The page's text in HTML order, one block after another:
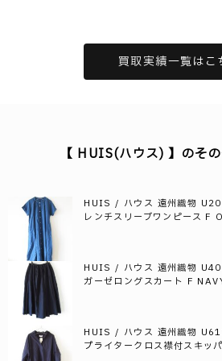
買取実績一覧はこ
【 HUIS(ハウス) 】のそ
HUIS / ハウス 遠州織物
レンチスリーブワンピース F
HUIS / ハウス 遠州織物
ガーゼロングスカート F
HUIS / ハウス 遠州織物
プライタークロス襟付スキッ